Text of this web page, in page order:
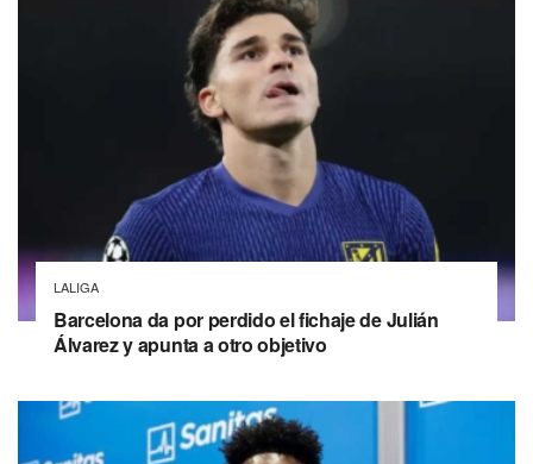
LALIGA
Barcelona da por perdido el fichaje de Julián
Álvarez y apunta a otro objetivo